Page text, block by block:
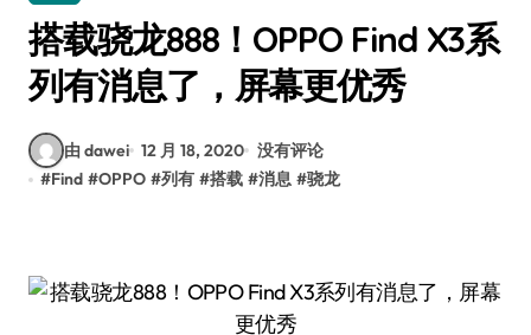
搭载骁龙888！OPPO Find X3系
列有消息了，屏幕更优秀
由 dawei 12 月 18, 2020 没有评论
#Find #OPPO #列有 #搭载 #消息 #骁龙